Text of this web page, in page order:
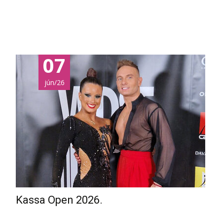
07
jún/26
Kassa Open 2026.